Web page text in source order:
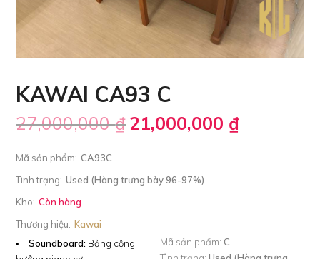
KAWAI CA93 C
27,000,000₫21,000,000 ₫
Mã sản phẩm: CA93C
Tình trạng: Used (Hàng trưng bày 96-97%)
Kho: Còn hàng
Thương hiệu: Kawai
Soundboard: Bảng cộng
Mã sản phẩm: C